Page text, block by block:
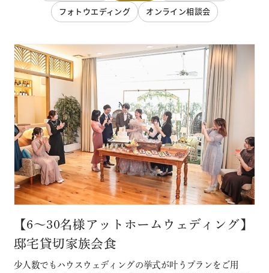
フォトウエディング
オンライン相談会
【6～30名様アットホームウェディング】
邸宅貸切家族会食
少人数でもハウスウェディングの挙式が叶うプランをご用